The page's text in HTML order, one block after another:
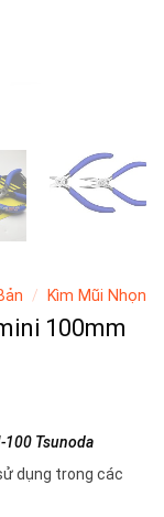
/ Kìm Mũi Nhọn
100mm
100 Tsunoda
dụng trong các